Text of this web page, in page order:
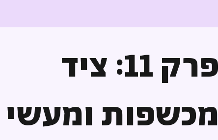
פרק 11: ציד
מכשפות ומעשי